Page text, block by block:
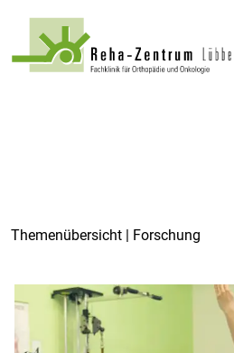
Themenübersicht | Forschung